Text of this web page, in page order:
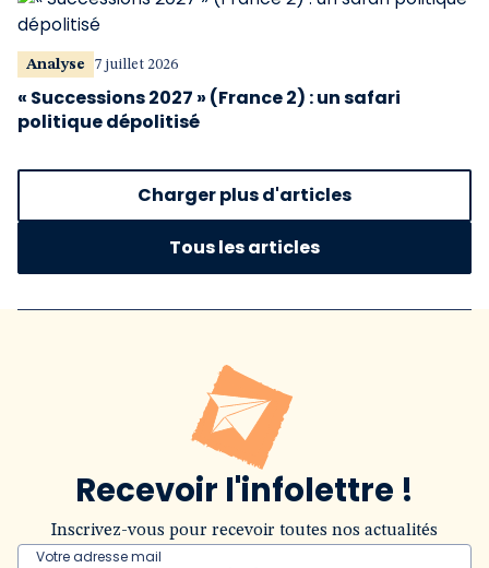
Analyse 7 juillet 2026
« Successions 2027 » (France 2) : un safari
politique dépolitisé
Charger plus d'articles
Tous les articles
Recevoir l'infolettre !
Inscrivez-vous pour recevoir toutes nos actualités
Votre adresse mail